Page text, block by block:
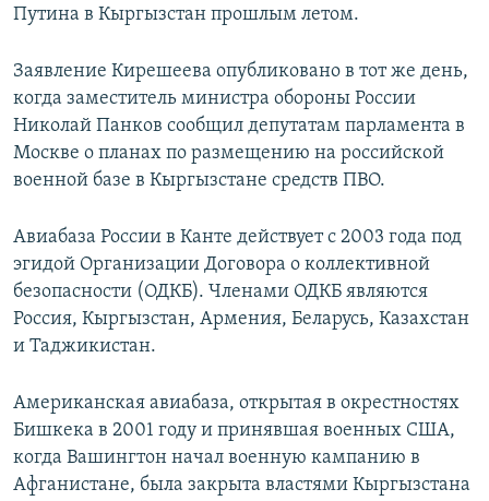
Путина в Кыргызстан прошлым летом.
Заявление Кирешеева опубликовано в тот же день,
когда заместитель министра обороны России
Николай Панков сообщил депутатам парламента в
Москве о планах по размещению на российской
военной базе в Кыргызстане средств ПВО.
Авиабаза России в Канте действует с 2003 года под
эгидой Организации Договора о коллективной
безопасности (ОДКБ). Членами ОДКБ являются
Россия, Кыргызстан, Армения, Беларусь, Казахстан
и Таджикистан.
Американская авиабаза, открытая в окрестностях
Бишкека в 2001 году и принявшая военных США,
когда Вашингтон начал военную кампанию в
Афганистане, была закрыта властями Кыргызстана